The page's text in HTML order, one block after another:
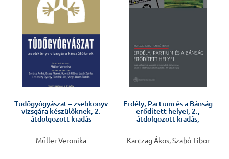
Tüdőgyógyászat – zsebkönyv
vizsgára készülőknek, 2.
átdolgozott kiadás
Müller Veronika
Erdély, Partium és a Bánság
erődített helyei, 2.,
átdolgozott kiadás,
Karczag Ákos, Szabó Tibor